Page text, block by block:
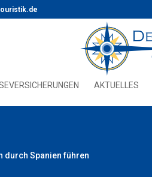
AKTUELLES
durch Spanien führen